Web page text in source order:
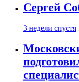
Сергей
3 недели спустя